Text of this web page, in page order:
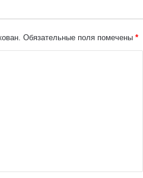
Обязательные поля помечены *